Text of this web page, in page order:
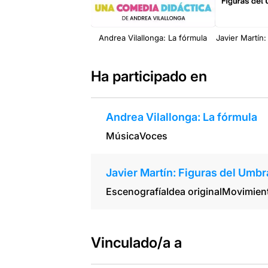
Andrea Vilallonga: La fórmula Javier
Ha participado en
Andrea Vilallonga: La fórmula
MúsicaVoces
Javier Martín: Figuras del
EscenografíaIdea original
Vinculado/a a